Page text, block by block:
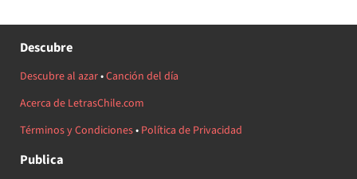
Descubre
Descubre al azar•Canción del día
Acerca de LetrasChile.com
Términos y Condiciones• Política de Privacidad
Publica